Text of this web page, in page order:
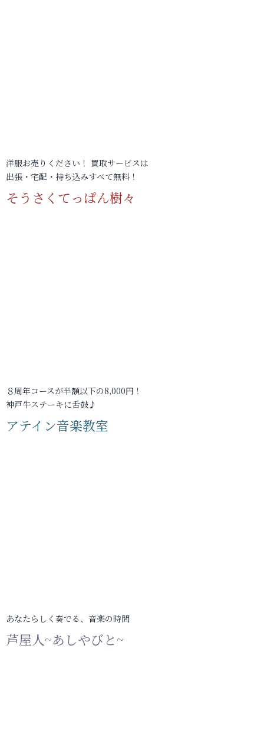
洋服お売りください！ 買取サービスは
出張・宅配・持ち込みすべて無料！
そうさくてっぱん樹々
８周年コースが半額以下の8,000円！
神戸牛ステーキに舌鼓♪
アテイン音楽教室
あなたらしく奏でる、音楽の時間
芦屋人~あしやびと~